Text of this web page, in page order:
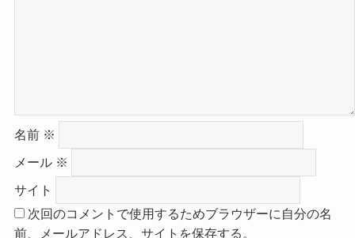
名前 ※
メール ※
サイト
次回のコメントで使用するためブラウザーに自分の名
前、メールアドレス、サイトを保存する。